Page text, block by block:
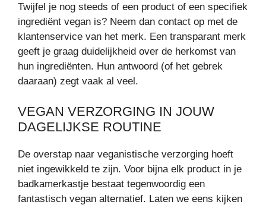
Twijfel je nog steeds of een product of een specifiek
ingrediënt vegan is? Neem dan contact op met de
klantenservice van het merk. Een transparant merk
geeft je graag duidelijkheid over de herkomst van
hun ingrediënten. Hun antwoord (of het gebrek
daaraan) zegt vaak al veel.
VEGAN VERZORGING IN JOUW
DAGELIJKSE ROUTINE
De overstap naar veganistische verzorging hoeft
niet ingewikkeld te zijn. Voor bijna elk product in je
badkamerkastje bestaat tegenwoordig een
fantastisch vegan alternatief. Laten we eens kijken